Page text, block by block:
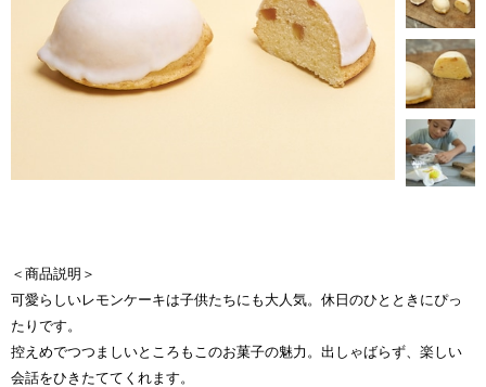
＜商品説明＞
可愛らしいレモンケーキは子供たちにも大人気。休日のひとときにぴっ
たりです。
控えめでつつましいところもこのお菓子の魅力。出しゃばらず、楽しい
会話をひきたててくれます。